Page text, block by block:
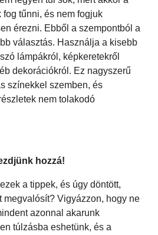
fog tűnni, és nem fogjuk
érezni. Ebből a szempontból a
választás. Használja a kisebb
lámpákról, képkeretekről
dekorációkról. Ez nagyszerű
színekkel szemben, és
nem tolakodó
hozzá!
a tippek, és úgy döntött,
megvalósít? Vigyázzon, hogy ne
azonnal akarunk
túlzásba eshetünk, és a